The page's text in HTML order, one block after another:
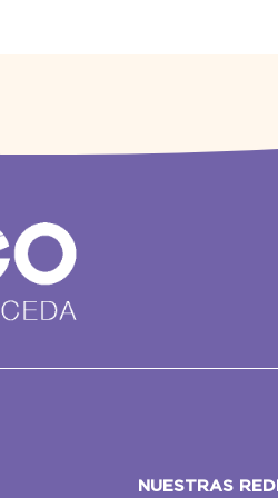
NUESTRAS